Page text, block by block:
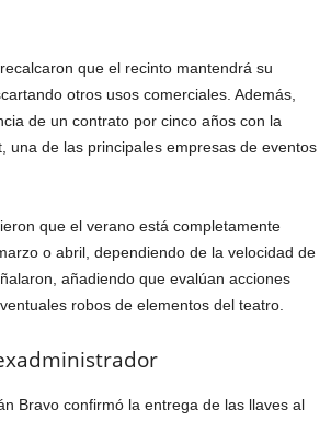
que el recinto mantendrá su
otros usos comerciales. Además,
de un contrato por cinco años con la
una de las principales empresas de eventos
que el verano está completamente
o abril, dependiendo de la velocidad de
añadiendo que evalúan acciones
robos de elementos del teatro.
Bravo confirmó la entrega de las llaves al